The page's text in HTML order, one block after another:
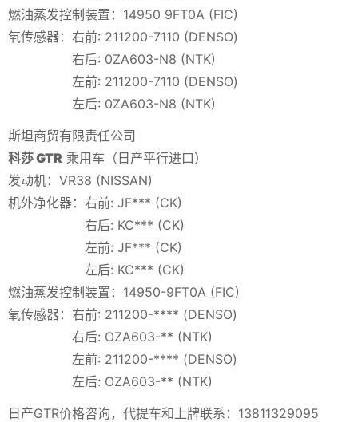
燃油蒸发控制装置：14950 9FT0A (FIC)
氧传感器：右前: 211200-7110 (DENSO)
右后: 0ZA603-N8 (NTK)
左前: 211200-7110 (DENSO)
左后: 0ZA603-N8 (NTK)
斯坦商贸有限责任公司
科莎 GTR 乘用车（日产平行进口）
发动机：VR38 (NISSAN)
机外净化器：右前: JF*** (CK)
右后: KC*** (CK)
左前: JF*** (CK)
左后: KC*** (CK)
燃油蒸发控制装置：14950-9FT0A (FIC)
氧传感器：右前: 211200-**** (DENSO)
右后: OZA603-** (NTK)
左前: 211200-**** (DENSO)
左后: OZA603-** (NTK)
日产GTR价格咨询，代提车和上牌联系：13811329095